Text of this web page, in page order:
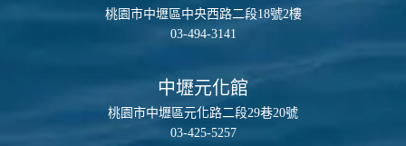
桃園市中壢區中央西路二段18號2樓
03-494-3141
中壢元化館
桃園市中壢區元化路二段29巷20號
03-425-5257